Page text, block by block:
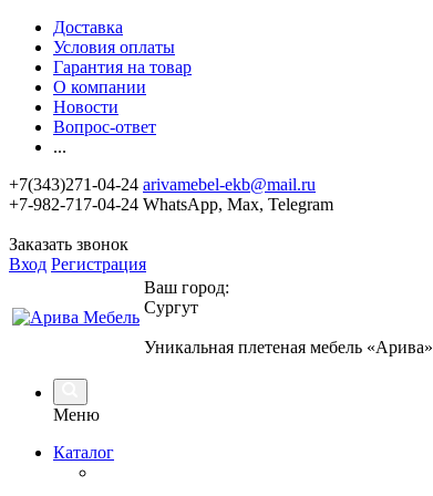
Доставка
Условия оплаты
Гарантия на товар
О компании
Новости
Вопрос-ответ
...
+7(343)271-04-24 arivamebel-ekb@mail.ru
+7-982-717-04-24 WhatsApp, Max, Telegram
Заказать звонок
Вход Регистрация
Ваш город:
Сургут
Уникальная плетеная мебель «Арива»
Меню
Каталог